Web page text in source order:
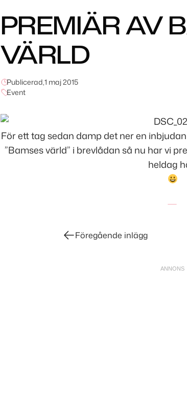
PREMIÄR AV
VÄRLD
Publicerad,1 maj 2015
Event
För ett tag sedan damp det ner en
”Bamses värld” i brevlådan så nu har vi
heldag
Föregående inlägg